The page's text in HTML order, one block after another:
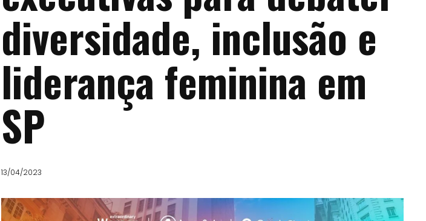
diversidade, inclusão e
liderança feminina em
SP
13/04/2023